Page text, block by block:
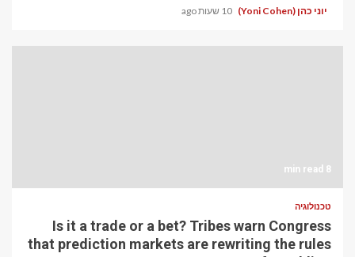
יוני כהן (Yoni Cohen) 10 שעות ago
8 min read
טכנולוגיה
Is it a trade or a bet? Tribes warn Congress
that prediction markets are rewriting the rules